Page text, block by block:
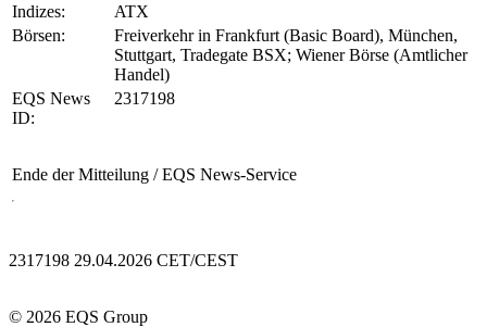
Indizes:
ATX
Börsen:
Freiverkehr in Frankfurt (Basic Board), München,
Stuttgart, Tradegate BSX; Wiener Börse (Amtlicher
Handel)
EQS News
ID:
2317198
Ende der Mitteilung / EQS News-Service
2317198 29.04.2026 CET/CEST
© 2026 EQS Group